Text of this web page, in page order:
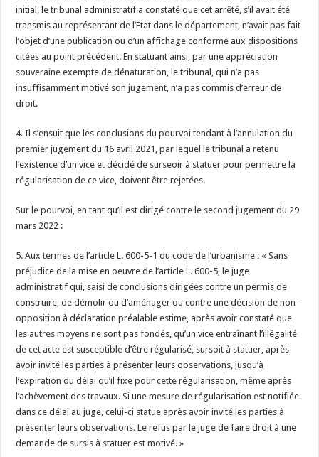
initial, le tribunal administratif a constaté que cet arrêté, s’il avait été
transmis au représentant de l’Etat dans le département, n’avait pas fait
l’objet d’une publication ou d’un affichage conforme aux dispositions
citées au point précédent. En statuant ainsi, par une appréciation
souveraine exempte de dénaturation, le tribunal, qui n’a pas
insuffisamment motivé son jugement, n’a pas commis d’erreur de
droit.
4. Il s’ensuit que les conclusions du pourvoi tendant à l’annulation du
premier jugement du 16 avril 2021, par lequel le tribunal a retenu
l’existence d’un vice et décidé de surseoir à statuer pour permettre la
régularisation de ce vice, doivent être rejetées.
Sur le pourvoi, en tant qu’il est dirigé contre le second jugement du 29
mars 2022 :
5. Aux termes de l’article L. 600-5-1 du code de l’urbanisme : « Sans
préjudice de la mise en oeuvre de l’article L. 600-5, le juge
administratif qui, saisi de conclusions dirigées contre un permis de
construire, de démolir ou d’aménager ou contre une décision de non-
opposition à déclaration préalable estime, après avoir constaté que
les autres moyens ne sont pas fondés, qu’un vice entraînant l’illégalité
de cet acte est susceptible d’être régularisé, sursoit à statuer, après
avoir invité les parties à présenter leurs observations, jusqu’à
l’expiration du délai qu’il fixe pour cette régularisation, même après
l’achèvement des travaux. Si une mesure de régularisation est notifiée
dans ce délai au juge, celui-ci statue après avoir invité les parties à
présenter leurs observations. Le refus par le juge de faire droit à une
demande de sursis à statuer est motivé. »